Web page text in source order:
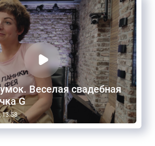
Веселая свадебная
G
13:58